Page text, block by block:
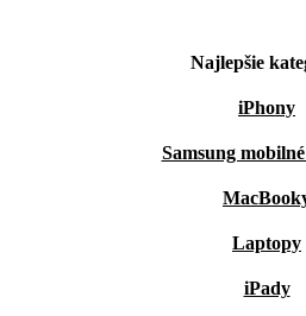
Najlepšie
iPhony
Samsung
Laptopy
iPady